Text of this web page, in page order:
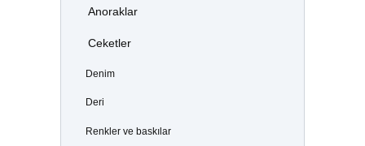
Anoraklar
Ceketler
Denim
Deri
Renkler ve baskılar